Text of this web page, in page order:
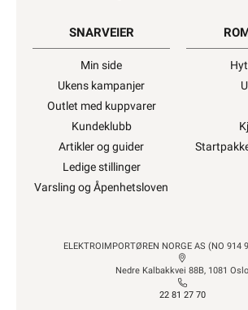
SNARVEIER
Min side
Ukens kampanjer
Outlet med kuppvarer
Kundeklubb
Artikler og guider
Ledige stillinger
Varsling og Åpenhetsloven
ELEKTROIMPORTØREN NORGE AS (NO 914
Nedre Kalbakkvei 88B, 1081 Oslo
22 81 27 70